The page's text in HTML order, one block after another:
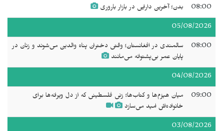
08:00 بدن؛ آخرین دارایی در بازار باروری
05/08/2026
08:00
سالمندی در افغانستان؛ وقتی دختران پناه والدین می‌شوند و زنان در
پایان عمر بی‌پشتوانه می‌مانند
04/08/2026
09:00
میان هیزم‌ها و کتاب‌ها؛ زنی فلسطینی که از دل ویرانه‌ها برای
خانواده‌اش امید می‌سازد
03/08/2026